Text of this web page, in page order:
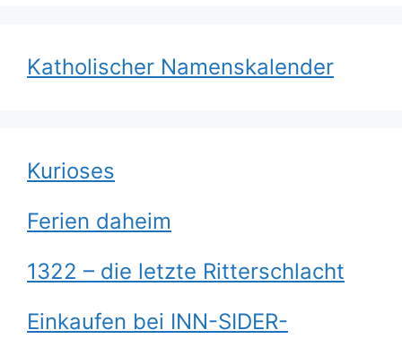
Katholischer Namenskalender
Kurioses
Ferien daheim
1322 – die letzte Ritterschlacht
Einkaufen bei INN-SIDER-